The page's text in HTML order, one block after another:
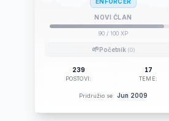
NOVI ČLAN
90 / 100 XP
🌱Početnik (0)
239
POSTOVI:
17
TEME:
Pridružio se: Jun 2009